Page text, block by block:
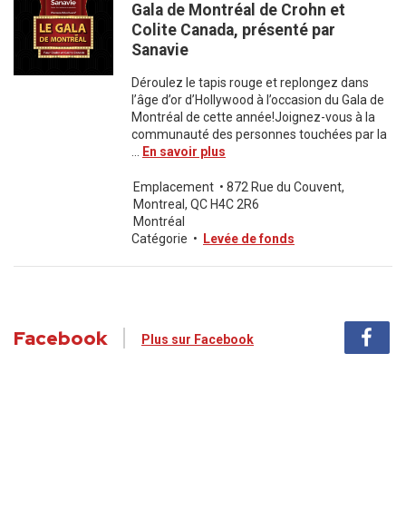
Gala de Montréal de Crohn et
Colite Canada, présenté par
Sanavie
Déroulez le tapis rouge et replongez dans
l’âge d’or d’Hollywood à l’occasion du Gala de
Montréal de cette année!Joignez-vous à la
communauté des personnes touchées par la
En savoir plus
Emplacement • 872 Rue du Couvent,
Montreal, QC H4C 2R6
Montréal
Catégorie • Levée de fonds
Facebook Plus sur Facebook